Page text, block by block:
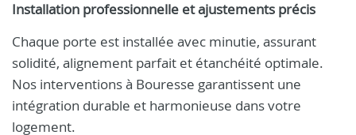
Installation professionnelle et ajustements précis
Chaque porte est installée avec minutie, assurant
solidité, alignement parfait et étanchéité optimale.
Nos interventions à Bouresse garantissent une
intégration durable et harmonieuse dans votre
logement.